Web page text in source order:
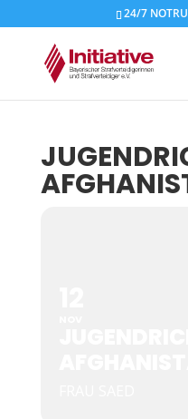
24/7